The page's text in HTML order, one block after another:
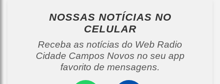
NOSSAS NOTÍCIAS NO
CELULAR
Receba as notícias do Web Radio
Cidade Campos Novos no seu app
favorito de mensagens.